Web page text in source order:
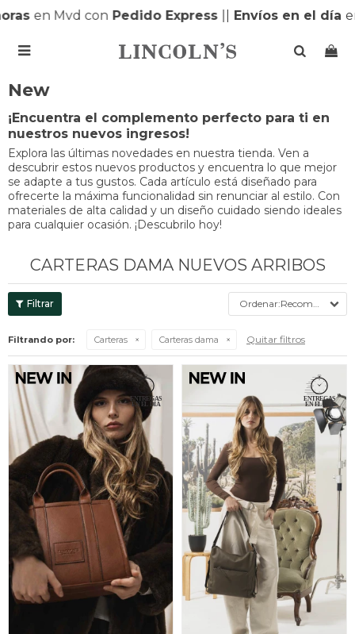
en Mvd conPedido Express||Envíos en el díaen

New
¡Encuentra el complemento perfecto para ti en
nuestros nuevos ingresos!
Explora las últimas novedades en nuestra tienda. Ven a
descubrir estos nuevos productos y encuentra lo que mejor
se adapte a tus gustos. Cada artículo está diseñado para
ofrecerte la máxima funcionalidad sin renunciar al estilo. Con
materiales de alta calidad y un diseño cuidado siendo ideales
para cualquier ocasión. ¡Descubrilo hoy!
CARTERAS DAMA NUEVOS ARRIBOS
Recomendados
Filtrando por: Carteras Carteras dama Quitar filtros